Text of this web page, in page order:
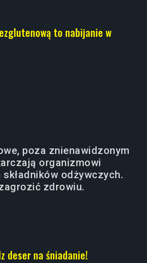
to nabijanie w
poza znienawidzonym
organizmowi
odżywczych.
zdrowiu.
deser na śniadanie!